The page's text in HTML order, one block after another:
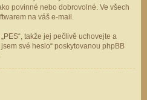
povinné nebo dobrovolné. Ve všech
na váš e-mail.
takže jej pečlivě uchovejte a
své heslo“ poskytovanou phpBB